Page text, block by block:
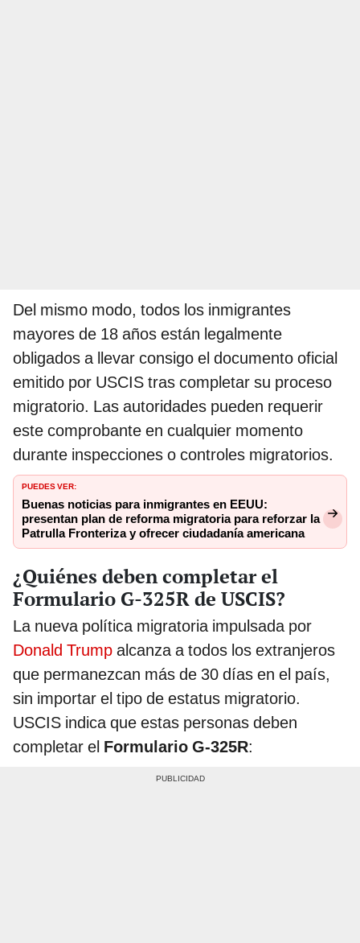
Del mismo modo, todos los inmigrantes
mayores de 18 años están legalmente
obligados a llevar consigo el documento oficial
emitido por USCIS tras completar su proceso
migratorio. Las autoridades pueden requerir
este comprobante en cualquier momento
durante inspecciones o controles migratorios.
PUEDES VER:
Buenas noticias para inmigrantes en EEUU:
presentan plan de reforma migratoria para reforzar la
Patrulla Fronteriza y ofrecer ciudadanía americana
¿Quiénes deben completar el
Formulario G-325R de USCIS?
La nueva política migratoria impulsada por
Donald Trump alcanza a todos los extranjeros
que permanezcan más de 30 días en el país,
sin importar el tipo de estatus migratorio.
USCIS indica que estas personas deben
completar el Formulario G-325R: